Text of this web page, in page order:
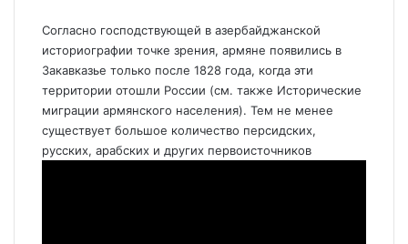
Согласно господствующей в азербайджанской
историографии точке зрения, армяне появились в
Закавказье только после 1828 года, когда эти
территории отошли России (см. также Исторические
миграции армянского населения). Тем не менее
существует большое количество персидских,
русских, арабских и других первоисточников